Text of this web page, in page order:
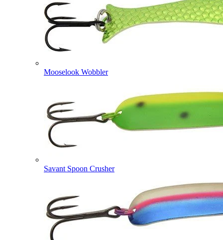
Mooselook Wobbler
Savant Spoon Crusher